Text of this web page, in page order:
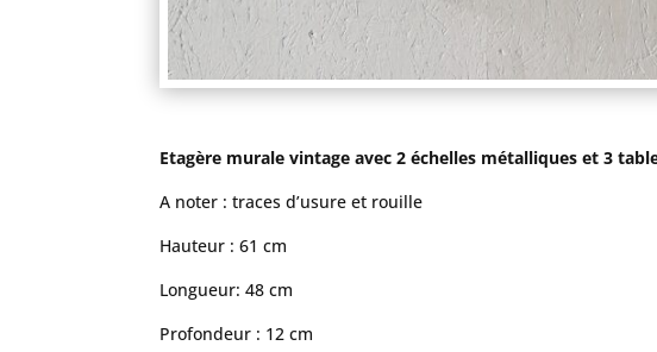
Etagère murale vintage avec 2 échelles métalliques et 3
A noter : traces d’usure et rouille
Hauteur : 61 cm
Longueur: 48 cm
Profondeur : 12 cm